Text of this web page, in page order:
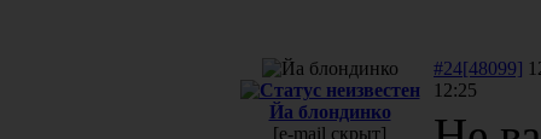
Йа блондинко
[e-mail скрыт]
#24[48099]
12:25